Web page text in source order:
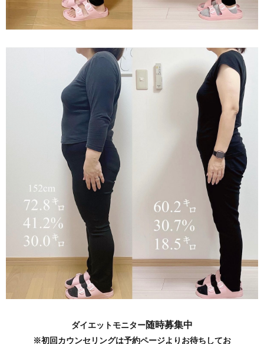
ダイエットモニター随時募集中
※初回カウンセリングは予約ページよりお待ちしてお